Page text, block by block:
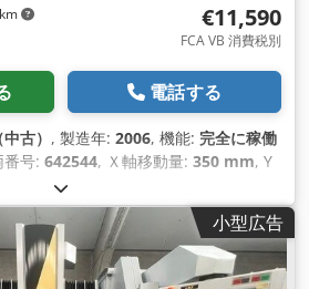
€11,590
FCA VB 消費税別
電話する
古） , 製造年: 2006, 機能: 完全に稼働
番号: 642544, Ｘ軸移動量: 350 mm, Y
, Z軸移動距離:
全長:4,000 mm, テーブル幅:400 mm,
, 入力電圧: 400 V
5,000
周波数: 50 ヘルツ, コントローラーメー
トローラモデル: SOLUTION,
小型広告